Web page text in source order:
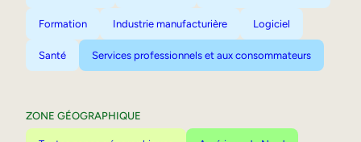
Formation Industrie manufacturière Logiciel
Santé Services professionnels et aux consommateurs
ZONE GÉOGRAPHIQUE